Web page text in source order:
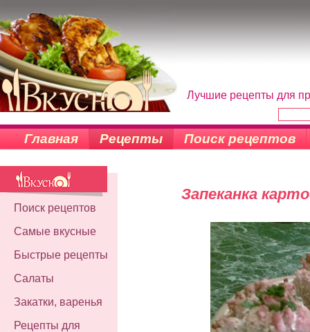
Лучшие рецепты для
Главная Рецепты Поиск рецептов
Поиск рецептов
Самые вкусные
Быстрые рецепты
Салаты
Закатки, варенья
Рецепты для
Запеканка